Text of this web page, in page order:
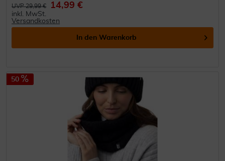
UVP 29,99 € 14,99 €
inkl. MwSt.
Versandkosten
In den Warenkorb
50